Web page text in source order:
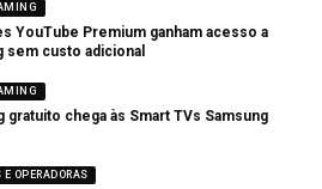
YouTube Premium ganham acesso a
sem custo adicional
gratuito chega às Smart TVs Samsung
E OPERADORAS